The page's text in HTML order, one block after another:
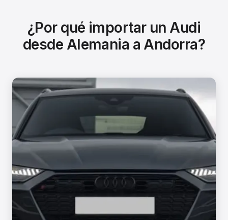
¿Por qué importar un Audi
desde Alemania a Andorra?